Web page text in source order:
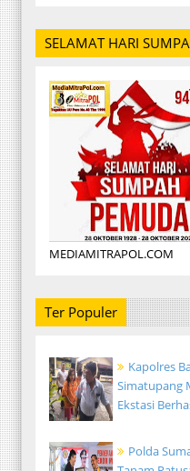
SELAMAT HARI
MEDIAMITRAPOL.COM
Ter Populer
Kapolres
Simatupang
Ekstasi
Polda